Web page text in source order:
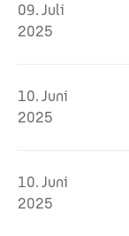
09. Juli
2025
10. Juni
2025
10. Juni
2025